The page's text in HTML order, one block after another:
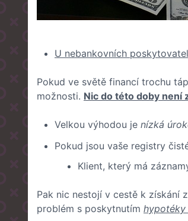
U nebankovních
Pokud ve světě financí trochu
možnosti. Nic do této doby není
Velkou výhodou je nízká
Pokud jsou vaše registry
Klient, který má
Pak nic nestojí v cestě k získání
problém s poskytnutím hypotéky